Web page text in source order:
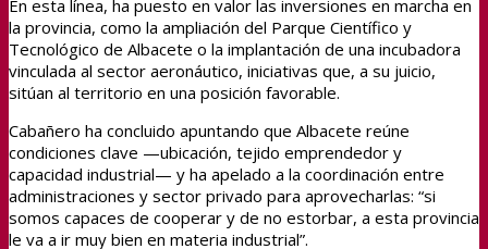
En esta línea, ha puesto en valor las inversiones en marcha en
la provincia, como la ampliación del Parque Científico y
Tecnológico de Albacete o la implantación de una incubadora
vinculada al sector aeronáutico, iniciativas que, a su juicio,
sitúan al territorio en una posición favorable.
Cabañero ha concluido apuntando que Albacete reúne
condiciones clave —ubicación, tejido emprendedor y
capacidad industrial— y ha apelado a la coordinación entre
administraciones y sector privado para aprovecharlas: “si
somos capaces de cooperar y de no estorbar, a esta provincia
le va a ir muy bien en materia industrial”.